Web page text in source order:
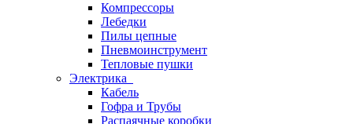
Компрессоры
Лебедки
Пилы цепные
Пневмоинструмент
Тепловые пушки
Электрика
Кабель
Гофра и Трубы
Распаячные коробки